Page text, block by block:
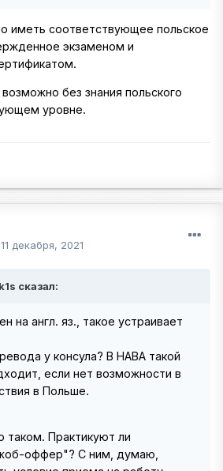
иметь соответствующее польское
экзаменом и
без знания польского
уровне.
11 декабря, 2021
сказал:
на англ. яз., такое устраивает
у консула? В НАВА такой
если нет возможности в
в Польше.
Практикуют ли
оффер"? С ним, думаю,